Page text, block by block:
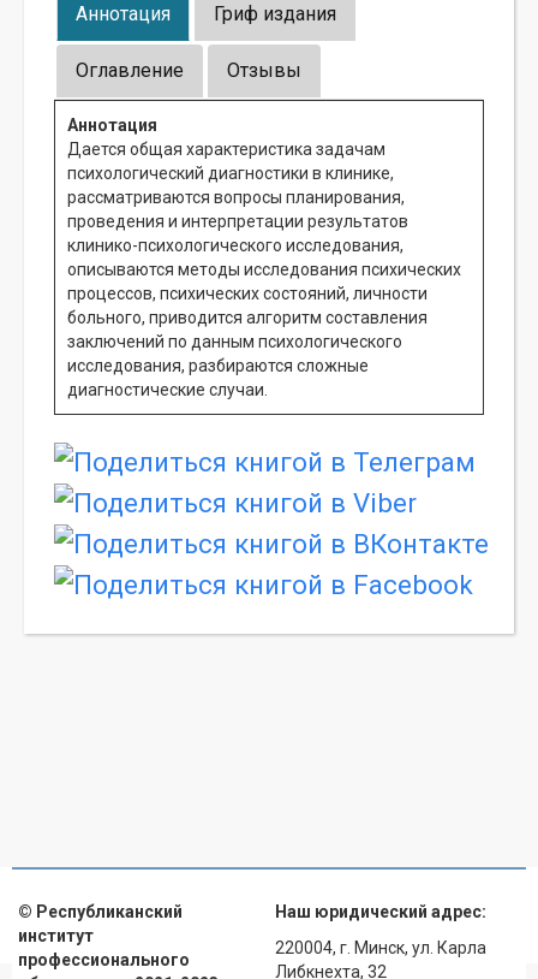
Аннотация Гриф издания
Оглавление Отзывы
Аннотация
Дается общая характеристика задачам
психологический диагностики в клинике,
рассматриваются вопросы планирования,
проведения и интерпретации результатов
клинико-психологического исследования,
описываются методы исследования психических
процессов, психических состояний, личности
больного, приводится алгоритм составления
заключений по данным психологического
исследования, разбираются сложные
диагностические случаи.
© Республиканский
институт
профессионального
Наш юридический адрес:
220004, г. Минск, ул. Карла
Либкнехта, 32